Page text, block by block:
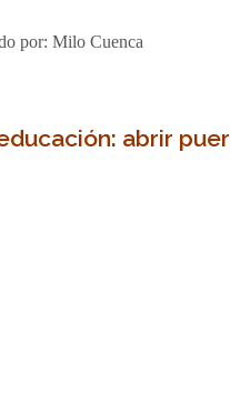
por: Milo Cuenca
abrir